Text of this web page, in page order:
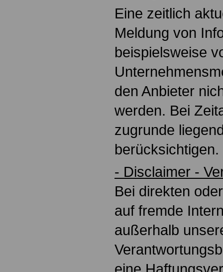
Eine zeitlich
Meldung von
beispielsweise
den Anbieter
werden. Bei
zugrunde
berücksichtigen.
- Disclaimer -
Bei direkten
auf fremde
außerhalb